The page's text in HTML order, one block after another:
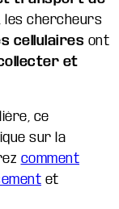
les chercheurs
cellulaires ont
et
ce
sur la
comment
et